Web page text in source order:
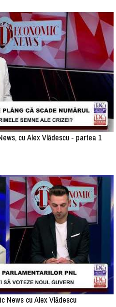
cu Alex Vlădescu - partea 1
News cu Alex Vlădescu